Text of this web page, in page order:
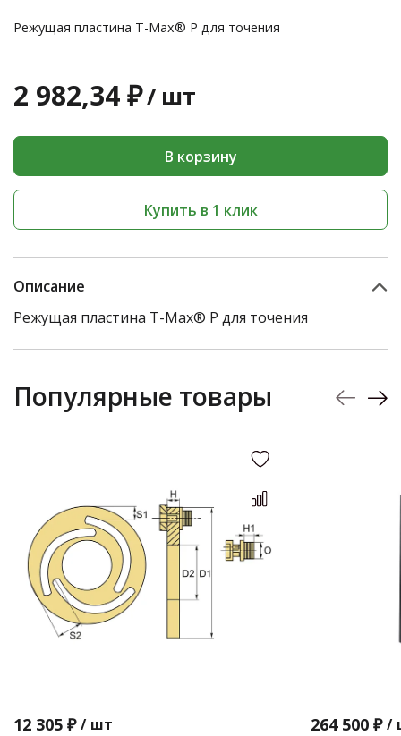
Режущая пластина T-Max® P для точения
2 982,34 ₽/ шт
В корзину
Купить в 1 клик
Описание
Режущая пластина T-Max® P для точения
Популярные товары
12 305 ₽ / шт 264 500 ₽ /